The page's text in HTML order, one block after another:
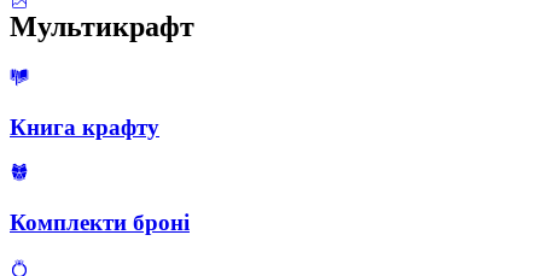
Мультикрафт
Книга крафту
Комплекти броні